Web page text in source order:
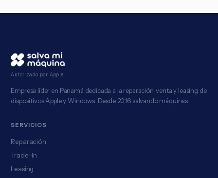
Autorizado por Apple
Empresa líder en Panamá dedicada a la reparación, venta y leasing de
dispositivos Apple y Windows. Desde 2016 salvando máquinas.
SERVICIOS
Reparación
Trade-In
Leasing